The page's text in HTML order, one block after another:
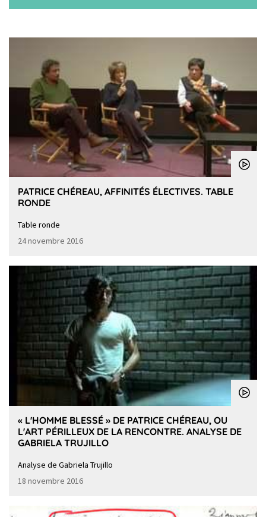
PATRICE CHÉREAU, AFFINITÉS ÉLECTIVES. TABLE
RONDE
Table ronde
24 novembre 2016
« L'HOMME BLESSÉ » DE PATRICE CHÉREAU, OU
L'ART PÉRILLEUX DE LA RENCONTRE. ANALYSE DE
GABRIELA TRUJILLO
Analyse de Gabriela Trujillo
18 novembre 2016